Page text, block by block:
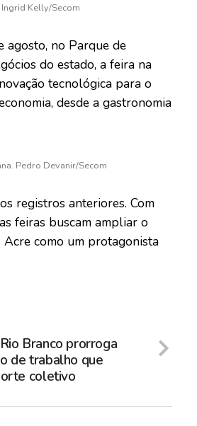
Kelly/Secom
agosto, no Parque de
do estado, a feira na
tecnológica para o
desde a gastronomia
Pedro Devanir/Secom
registros anteriores. Com
feiras buscam ampliar o
Acre como um protagonista
Branco prorroga
de trabalho que
coletivo